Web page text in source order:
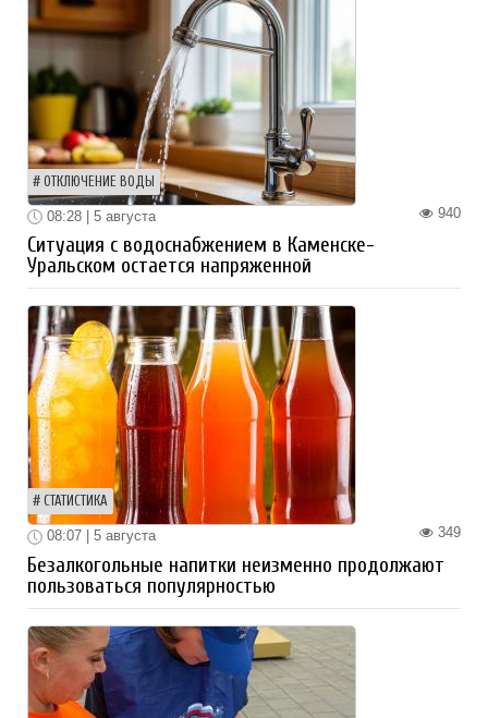
ОТКЛЮЧЕНИЕ ВОДЫ
940
08:28 | 5 августа
Ситуация с водоснабжением в Каменске-
Уральском остается напряженной
СТАТИСТИКА
349
08:07 | 5 августа
Безалкогольные напитки неизменно продолжают
пользоваться популярностью